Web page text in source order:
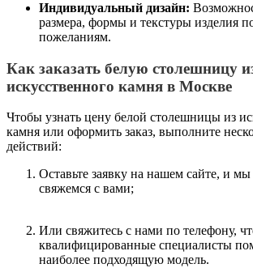
Индивидуальный дизайн:
размера, формы и текстуры изделия
пожеланиям.
Как заказать белую столешницу
искусственного камня в Москве
Чтобы узнать цену белой столешницы из
камня или оформить заказ, выполните
действий:
Оставьте заявку на нашем сайте, и
свяжемся с вами;
Или свяжитесь с нами по телефону,
квалифицированные специалисты
наиболее подходящую модель.